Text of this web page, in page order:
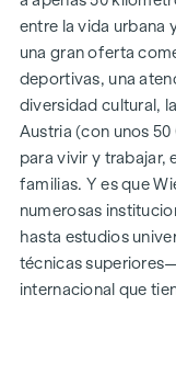
Ya sea un piso con
o para una familia,
pisos de 2 a 4
y unos 111 m² (más
deseos más
Aparcamientos
parque infantil con
un aparcamiento
proyecto bien
adquirir una plaza
entre la vida urbana
una gran oferta
deportivas, una
diversidad cultural,
Austria (con unos
para vivir y trabajar,
familias. Y es que
numerosas
hasta estudios
técnicas
internacional que